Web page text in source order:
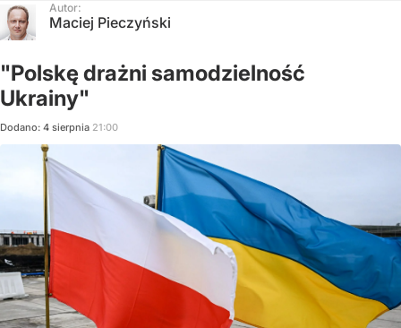
Autor:
Maciej Pieczyński
"Polskę drażni samodzielność
Ukrainy"
Dodano: 4 sierpnia 21:00